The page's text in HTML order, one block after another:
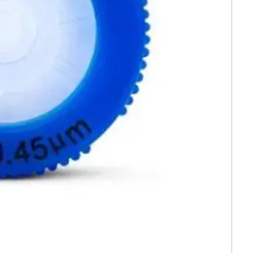
DETALHES